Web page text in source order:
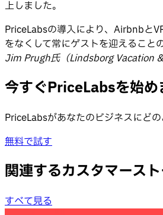
上しました。
PriceLabsの導入により、Airbnbと
をなくして常にゲストを迎えること
Jim Prugh氏（Lindsborg Vacation
今すぐPriceLabsを始め
PriceLabsがあなたのビジネスにど
無料で試す
関連するカスタマース
すべて見る